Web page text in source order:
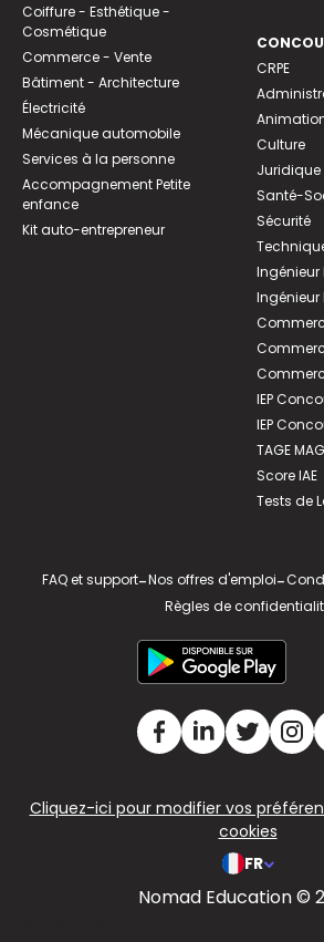
Coiffure - Esthétique -
Cosmétique
Commerce - Vente
Bâtiment - Architecture
Électricité
Mécanique automobile
Services à la personne
Accompagnement Petite
enfance
Kit auto-entrepreneur
CRPE
Culture
Juridique
Santé-
Sécurité
Ingénieur
Ingénieur
IEP
IEP
TAGE
Score IAE
Tests de
FAQ et support-Nos offres d'emploi-
Règles de
Cliquez-ici pour modifier vos
cookies
FR
Nomad Education ©